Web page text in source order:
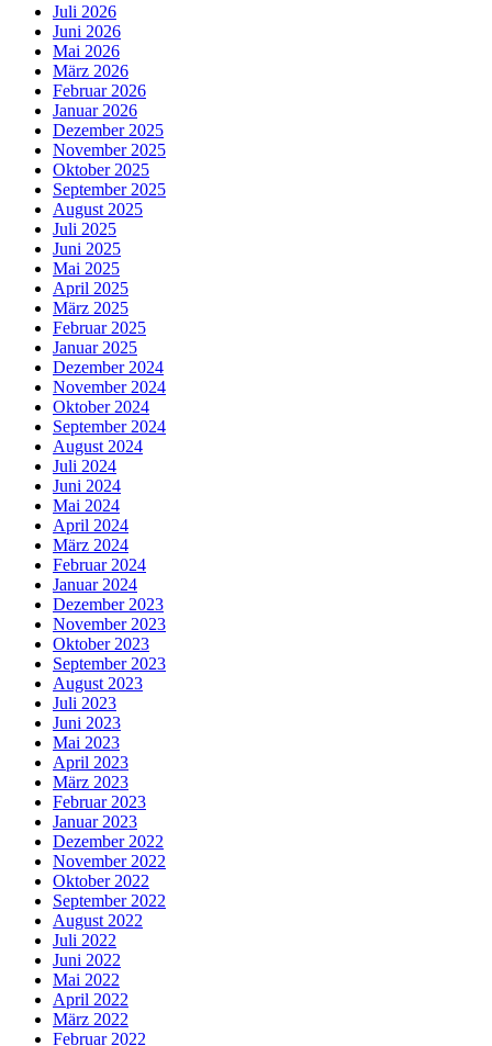
Juli 2026
Juni 2026
Mai 2026
März 2026
Februar 2026
Januar 2026
Dezember 2025
November 2025
Oktober 2025
September 2025
August 2025
Juli 2025
Juni 2025
Mai 2025
April 2025
März 2025
Februar 2025
Januar 2025
Dezember 2024
November 2024
Oktober 2024
September 2024
August 2024
Juli 2024
Juni 2024
Mai 2024
April 2024
März 2024
Februar 2024
Januar 2024
Dezember 2023
November 2023
Oktober 2023
September 2023
August 2023
Juli 2023
Juni 2023
Mai 2023
April 2023
März 2023
Februar 2023
Januar 2023
Dezember 2022
November 2022
Oktober 2022
September 2022
August 2022
Juli 2022
Juni 2022
Mai 2022
April 2022
März 2022
Februar 2022